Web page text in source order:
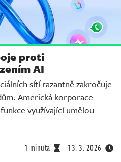
proti
AI
sítí razantně zakročuje
Americká korporace
využívající umělou
1 minuta 13. 3. 2026